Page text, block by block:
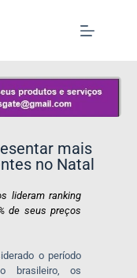
mais
no Natal
lideram ranking
de seus preços
o período
brasileiro, os